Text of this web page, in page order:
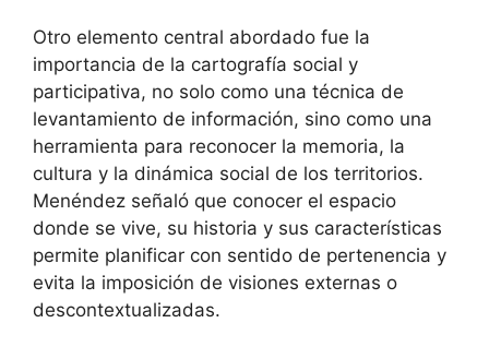
Otro elemento central abordado fue la
importancia de la cartografía social y
participativa, no solo como una técnica de
levantamiento de información, sino como una
herramienta para reconocer la memoria, la
cultura y la dinámica social de los territorios.
Menéndez señaló que conocer el espacio
donde se vive, su historia y sus características
permite planificar con sentido de pertenencia y
evita la imposición de visiones externas o
descontextualizadas.